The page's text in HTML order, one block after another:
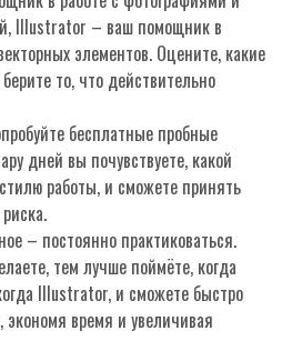
Illustrator – ваш помощник в
элементов. Оцените, какие
то, что действительно
бесплатные пробные
дней вы почувствуете, какой
работы, и сможете принять
– постоянно практиковаться.
тем лучше поймёте, когда
Illustrator, и сможете быстро
время и увеличивая